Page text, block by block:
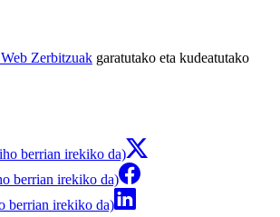
Zerbitzuak garatutako eta kudeatutako
berrian irekiko da)
berrian irekiko da)
berrian irekiko da)